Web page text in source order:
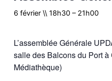
6 février \\ 18h30 – 21h00
L’assemblée Générale
salle des Balcons du Port
Médiathèque)